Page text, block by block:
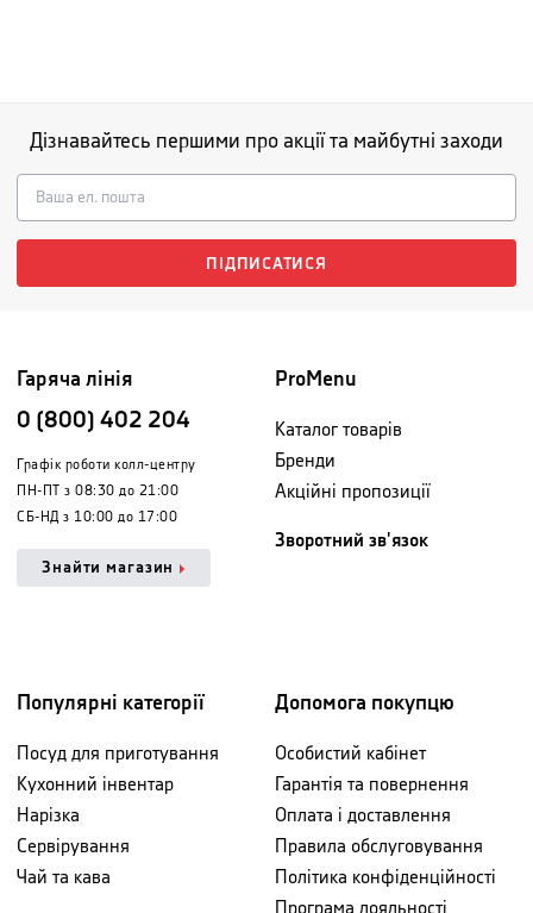
Дізнавайтесь першими про акції та майбутні заходи
ПІДПИСАТИСЯ
Гаряча лінія
0 (800) 402 204
Графік роботи колл-центру
ПН-ПТ з 08:30 до 21:00
СБ-НД з 10:00 до 17:00
Знайти магазин
ProMenu
Каталог товарів
Бренди
Акційні пропозиції
Зворотний зв'язок
Популярні категорії
Посуд для приготування
Кухонний інвентар
Нарізка
Сервірування
Чай та кава
Допомога покупцю
Особистий кабінет
Гарантія та повернення
Оплата і доставлення
Правила обслуговування
Політика конфіденційності
Програма лояльності